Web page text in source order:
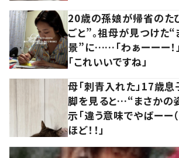
20歳の孫娘が帰省のた
ごと”。祖母が見つけた
景”に……「わぁーーー！
「これいいですね」
母「刺青入れた」17歳息子
脚を見ると…“まさかの
示「違う意味でやばーー（
ほど！！」